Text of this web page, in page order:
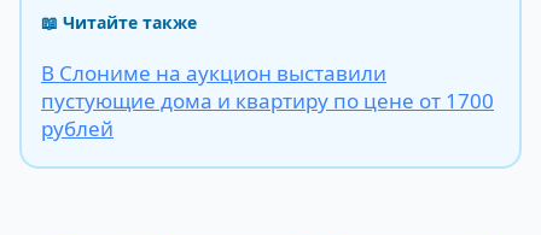
📖 Читайте также
В Слониме на аукцион выставили
пустующие дома и квартиру по цене от 1700
рублей